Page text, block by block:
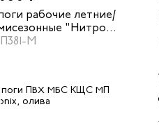
рабочие летние/
"Нитро
с КП КЩС для
М